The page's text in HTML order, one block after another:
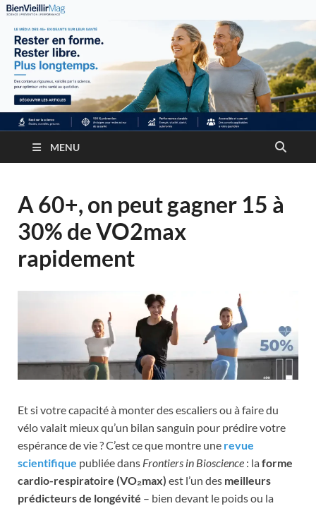
MENU
A 60+, on peut gagner 15 à
30% de VO2max
rapidement
Et si votre capacité à monter des escaliers ou à faire du
vélo valait mieux qu’un bilan sanguin pour prédire votre
espérance de vie ? C’est ce que montre une revue
scientifique publiée dans Frontiers in Bioscience : laforme
cardio-respiratoire (VO₂max) est l’un des meilleurs
prédicteurs de longévité – bien devant le poids ou la